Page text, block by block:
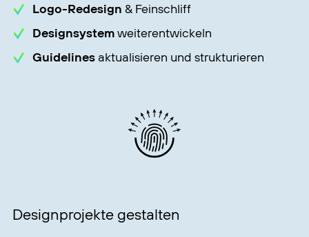
Logo-Redesign & Feinschliff
Designsystemweiterentwickeln
Guidelinesaktualisieren und strukturieren
Designprojekte gestalten